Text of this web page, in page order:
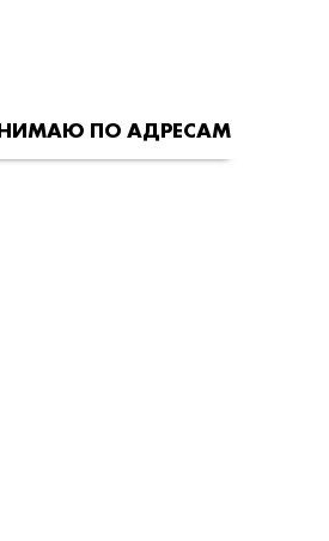
ПО АДРЕСАМ